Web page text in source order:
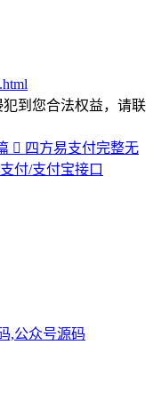
到您合法权益，请联
四方易支付完整无
付/支付宝接口
,公众号源码